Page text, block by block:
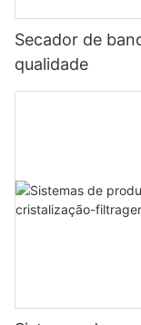
Secador de
qualidade